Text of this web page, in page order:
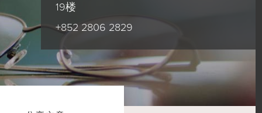
19楼
+852 2806 2829